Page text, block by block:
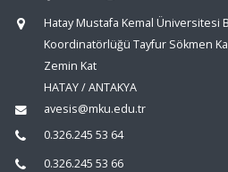
Hatay Mustafa Kemal Üniversitesi
Koordinatörlüğü Tayfur Sökmen
Zemin Kat
HATAY / ANTAKYA
avesis@mku.edu.tr
0.326.245 53 64
0.326.245 53 66